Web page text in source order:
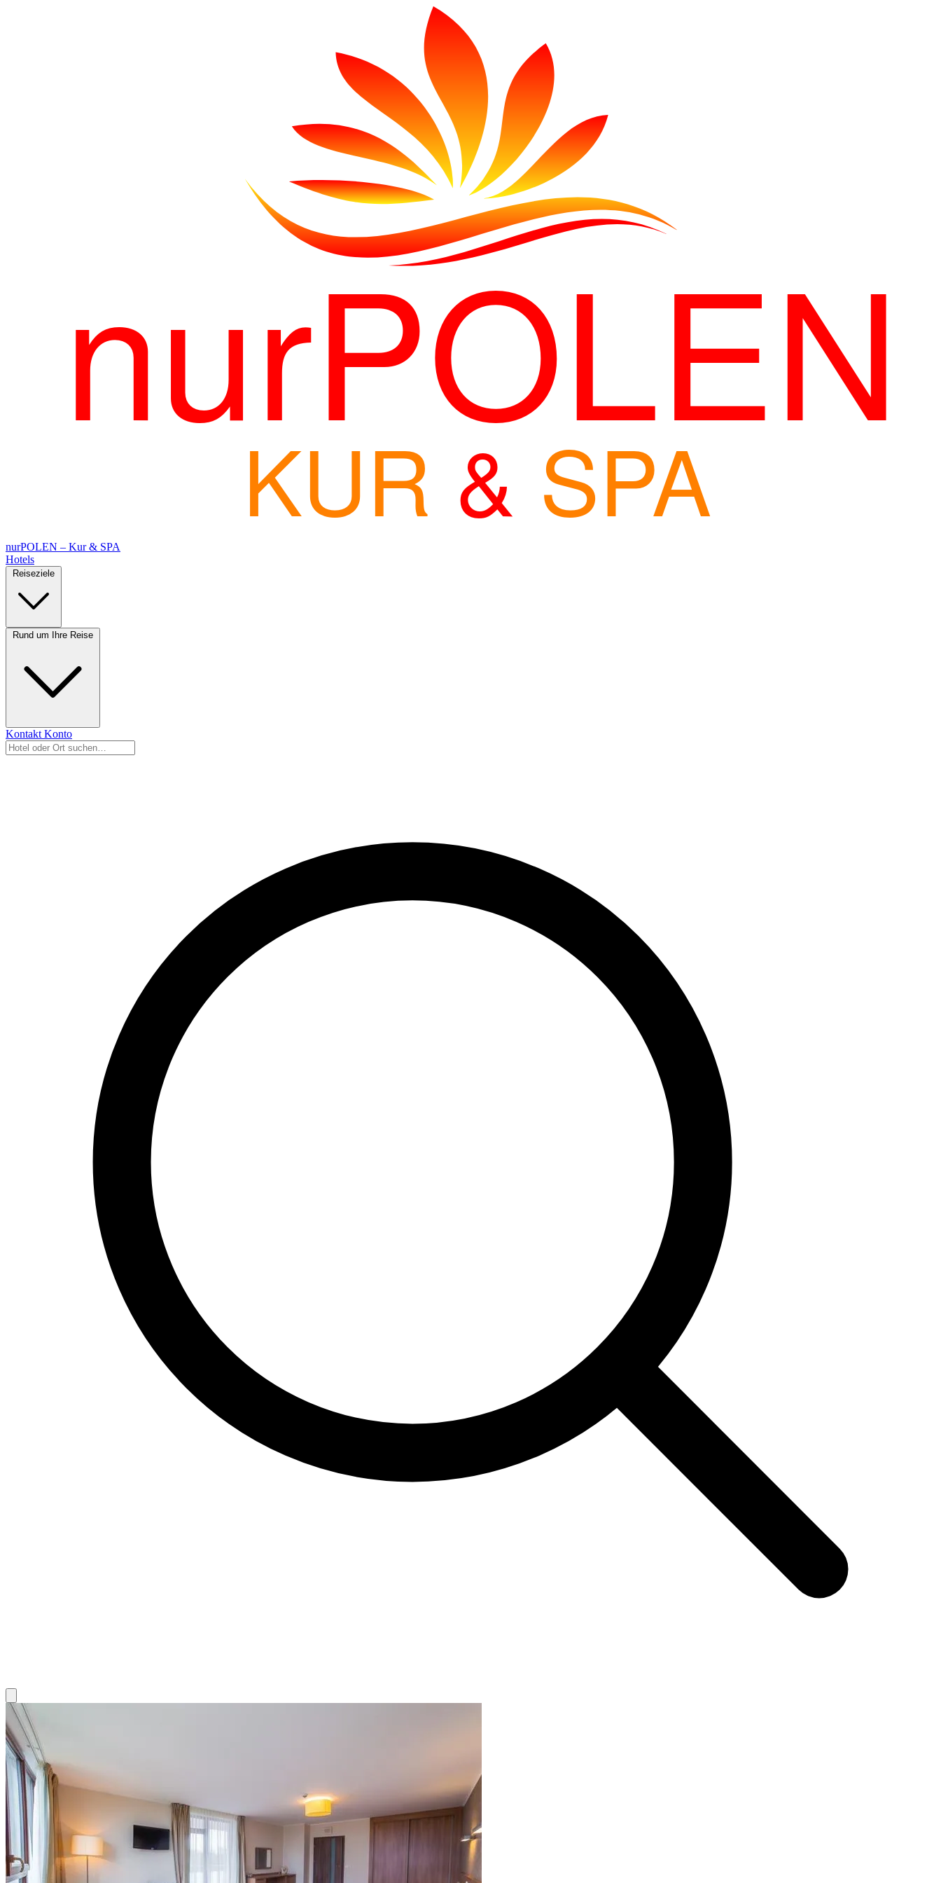
nurPOLEN
KUR & SPA
nurPOLEN – Kur & SPA
Hotels
Kontakt Konto